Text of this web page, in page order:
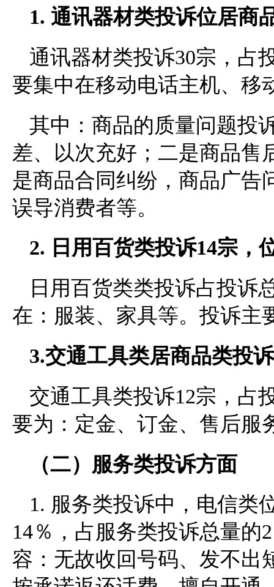
1. 通讯器材类投诉位居商
通讯器材类投诉30宗，占
要集中在移动电话主机、移
其中：商品的质量问题投
差、以次充好；二是商品售
是商品合同纠纷，商品广告
误导消费者等。
2. 日用百货类投诉14宗，
日用百货类类投诉占投诉
在：服装、家具等。投诉主
3.交通工具类居商品类投
交通工具类投诉12宗，占
要为：定金、订金、售后服
（二）服务类投诉方面
1. 服务类投诉中，电信类
14％，占服务类投诉总量的
容：无故收回号码、发不出